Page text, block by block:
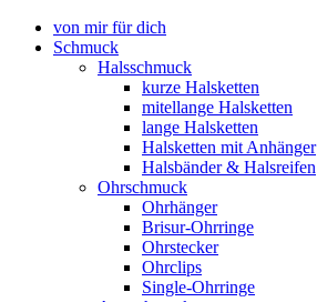
von mir für dich
Schmuck
Halsschmuck
kurze Halsketten
mitellange Halsketten
lange Halsketten
Halsketten mit Anhänger
Halsbänder & Halsreifen
Ohrschmuck
Ohrhänger
Brisur-Ohrringe
Ohrstecker
Ohrclips
Single-Ohrringe